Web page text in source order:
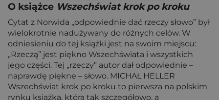
O książce Wszechświat krok po kroku
Cytat z Norwida „odpowiednie dać rzeczy słowo” był
wielokrotnie nadużywany do różnych celów. W
odniesieniu do tej książki jest na swoim miejscu:
„Rzeczą” jest piękno Wszechświata i wszystkich
jego części. Tej „rzeczy” autor dał odpowiednie –
naprawdę piękne – słowo. MICHAŁ HELLER
Wszechświat krok po kroku to pierwsza na polskim
rynku książka, która tak szczegółowo, a